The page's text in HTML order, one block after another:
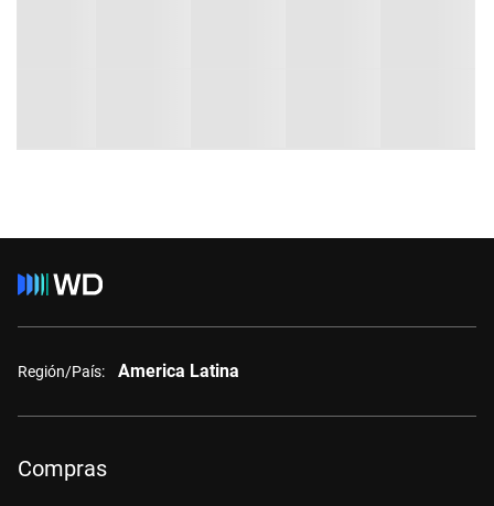
Región/País: America Latina
Compras